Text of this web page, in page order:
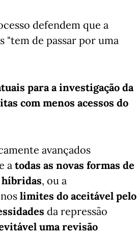
defendem que a
"tem de passar por uma
para a investigação da
com menos acessos do
avançados
atodas as novas formas de
híbridas, ou a
limites do aceitável pelo
da repressão
uma revisão